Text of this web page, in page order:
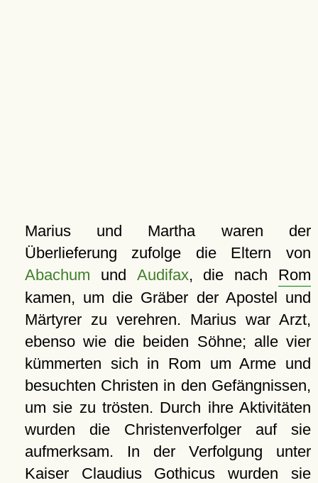
Marius und Martha waren der
Überlieferung zufolge die Eltern von
Abachum und Audifax, die nach Rom
kamen, um die Gräber der Apostel und
Märtyrer zu verehren. Marius war Arzt,
ebenso wie die beiden Söhne; alle vier
kümmerten sich in Rom um Arme und
besuchten Christen in den Gefängnissen,
um sie zu trösten. Durch ihre Aktivitäten
wurden die Christenverfolger auf sie
aufmerksam. In der Verfolgung unter
Kaiser Claudius Gothicus wurden sie